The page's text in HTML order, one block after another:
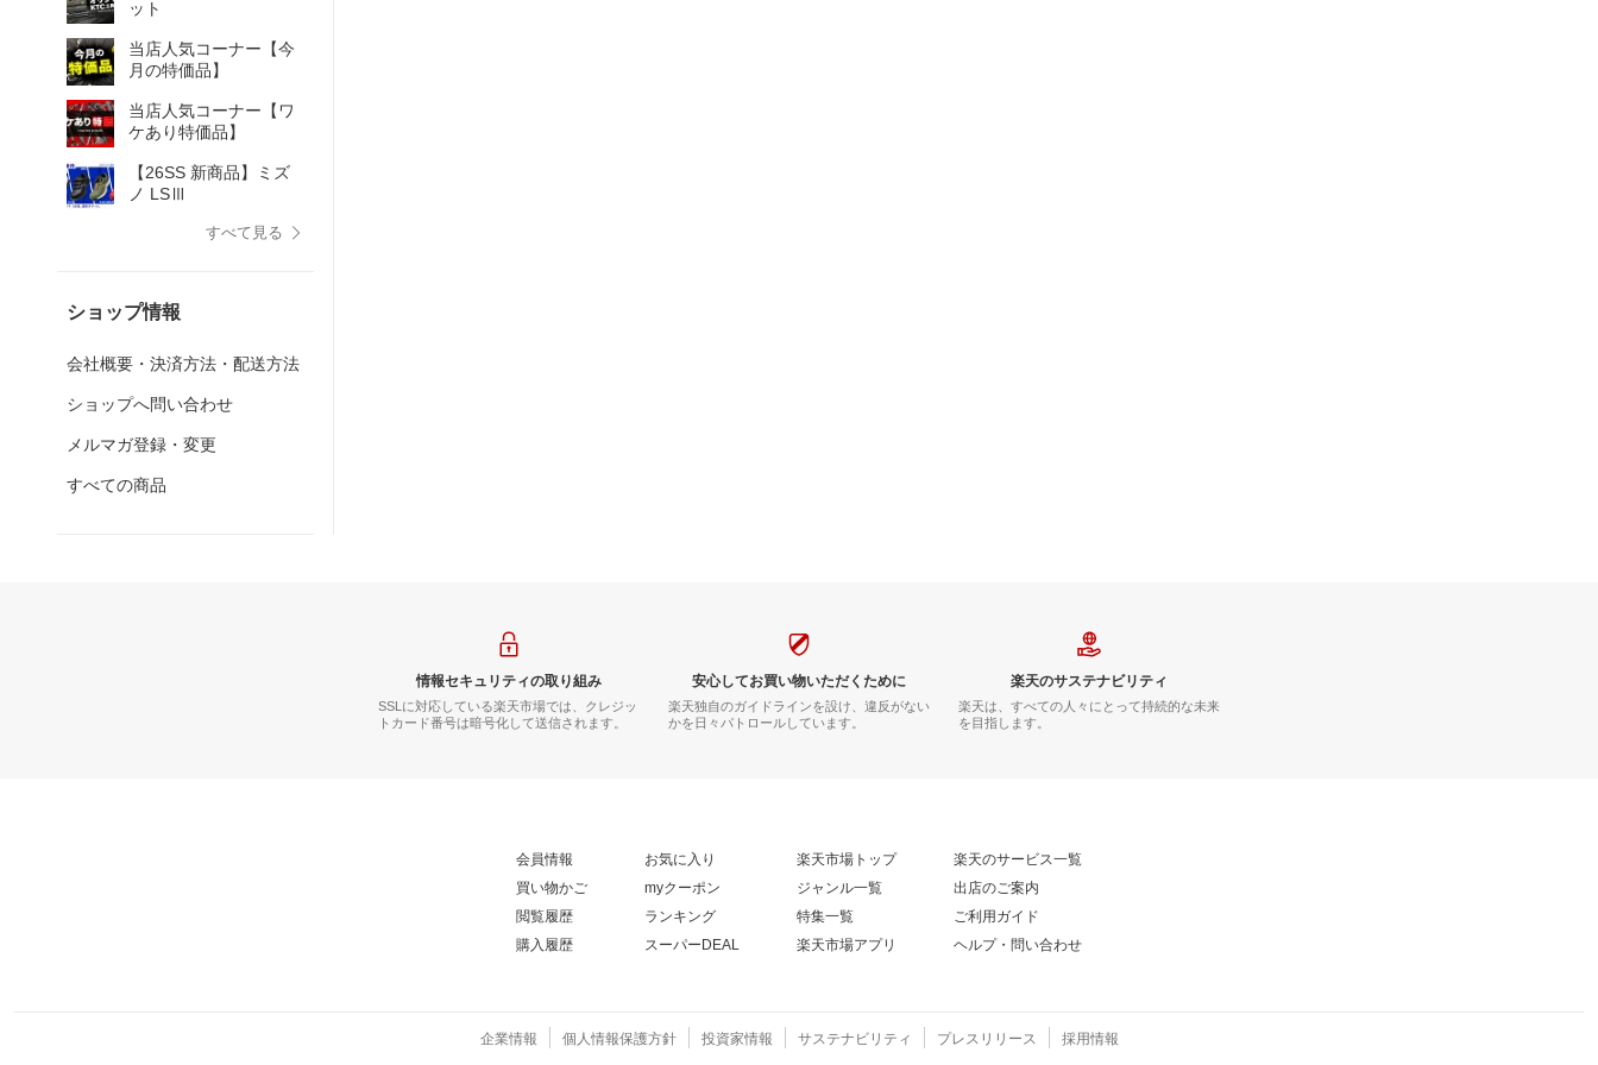
ット
当店人気コーナー【今
月の特価品】
当店人気コーナー【ワ
ケあり特価品】
【26SS 新商品】ミズ
ノ LSⅢ
すべて見る
ショップ情報
会社概要・決済方法・配送方法
ショップへ問い合わせ
メルマガ登録・変更
すべての商品
情報セキュリティの取り組み
SSLに対応している楽天市場では、クレジッ
トカード番号は暗号化して送信されます。
安心してお買い物いただくために
楽天独自のガイドラインを設け、違反がない
かを日々パトロールしています。
楽天のサステナビリティ
楽天は、すべての人々にとって持続的な未来
を目指します。
会員情報
買い物かご
閲覧履歴
購入履歴
お気に入り
myクーポン
ランキング
スーパーDEAL
楽天市場トップ
ジャンル一覧
特集一覧
楽天市場アプリ
楽天のサービス一覧
出店のご案内
ご利用ガイド
ヘルプ・問い合わせ
企業情報 個人情報保護方針 投資家情報 サステナビリティ プレスリリース 採用情報